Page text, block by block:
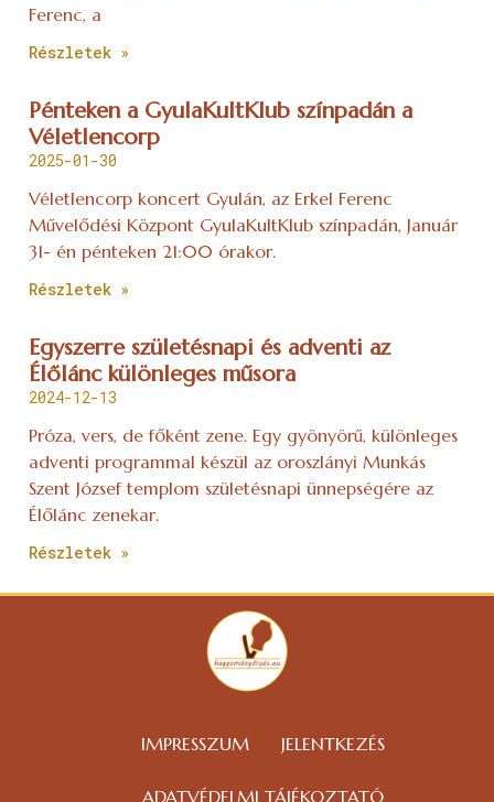
Ferenc, a
Részletek »
Pénteken a GyulaKultKlub színpadán a
Véletlencorp
2025-01-30
Véletlencorp koncert Gyulán, az Erkel Ferenc
Művelődési Központ GyulaKultKlub színpadán, Január
31- én pénteken 21:00 órakor.
Részletek »
Egyszerre születésnapi és adventi az
Élőlánc különleges műsora
2024-12-13
Próza, vers, de főként zene. Egy gyönyörű, különleges
adventi programmal készül az oroszlányi Munkás
Szent József templom születésnapi ünnepségére az
Élőlánc zenekar.
Részletek »
IMPRESSZUM JELENTKEZÉS
ADATVÉDELMI TÁJÉKOZTATÓ